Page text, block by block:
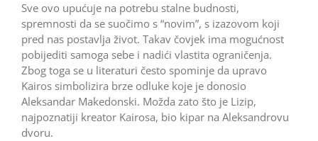
Sve ovo upućuje na potrebu stalne budnosti,
spremnosti da se suočimo s “novim”, s izazovom koji
pred nas postavlja život. Takav čovjek ima mogućnost
pobijediti samoga sebe i nadići vlastita ograničenja.
Zbog toga se u literaturi često spominje da upravo
Kairos simbolizira brze odluke koje je donosio
Aleksandar Makedonski. Možda zato što je Lizip,
najpoznatiji kreator Kairosa, bio kipar na Aleksandrovu
dvoru.